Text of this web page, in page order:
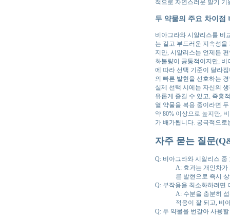
적으로 자연스러운 발기 기
두 약물의 주요 차이점
비아그라와 시알리스를 비
는 길고 부드러운 지속성
지만, 시알리스는 언제든
화불량이 공통적이지만,
에 따라 선택 기준이 달라
의 빠른 발현을 선호하는
실제 선택 시에는 자신의
유롭게 즐길 수 있고, 즉흥
열 약물을 복용 중이라면
약 80% 이상으로 높지만,
가 배가됩니다. 궁극적으
자주 묻는 질문
Q: 비아그라와 시알리스 중
A: 효과는 개인차가
른 발현으로 즉시
Q: 부작용을 최소화하려면
A: 수분을 충분히
적응이 잘 되고, 비
Q: 두 약물을 번갈아 사용